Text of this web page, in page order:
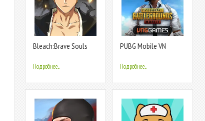
Bleach:Brave Souls
Подробнее...
PUBG Mobile VN
Подробнее...